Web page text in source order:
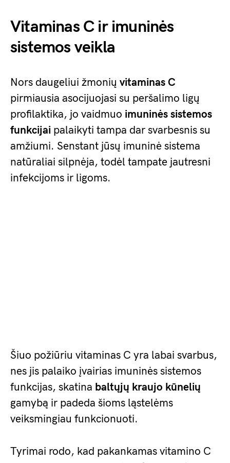
Vitaminas C ir imuninės
sistemos veikla
Nors daugeliui žmonių vitaminas C
pirmiausia asocijuojasi su peršalimo ligų
profilaktika, jo vaidmuo imuninės sistemos
funkcijai palaikyti tampa dar svarbesnis su
amžiumi. Senstant jūsų imuninė sistema
natūraliai silpnėja, todėl tampate jautresni
infekcijoms ir ligoms.
Šiuo požiūriu vitaminas C yra labai svarbus,
nes jis palaiko įvairias imuninės sistemos
funkcijas, skatina baltųjų kraujo kūnelių
gamybą ir padeda šioms ląstelėms
veiksmingiau funkcionuoti.
Tyrimai rodo, kad pakankamas vitamino C